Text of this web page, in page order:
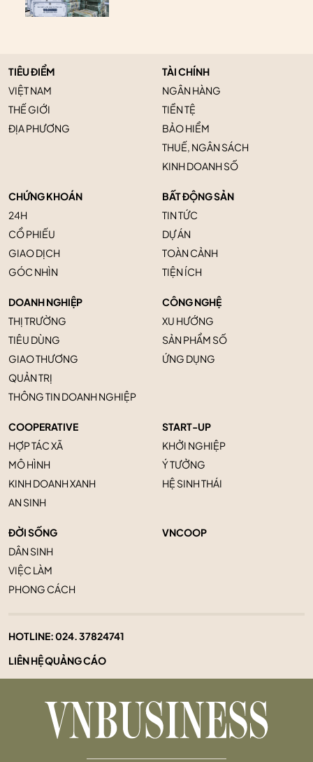
TIÊU ĐIỂM
VIỆT NAM
THẾ GIỚI
ĐỊA PHƯƠNG
TÀI CHÍNH
NGÂN HÀNG
TIỀN TỆ
BẢO HIỂM
THUẾ, NGÂN SÁCH
KINH DOANH SỐ
CHỨNG KHOÁN
24H
CỔ PHIẾU
GIAO DỊCH
GÓC NHÌN
BẤT ĐỘNG SẢN
TIN TỨC
DỰ ÁN
TOÀN CẢNH
TIỆN ÍCH
DOANH NGHIỆP
THỊ TRƯỜNG
TIÊU DÙNG
GIAO THƯƠNG
QUẢN TRỊ
THÔNG TIN DOANH NGHIỆP
CÔNG NGHỆ
XU HƯỚNG
SẢN PHẨM SỐ
ỨNG DỤNG
COOPERATIVE
HỢP TÁC XÃ
MÔ HÌNH
KINH DOANH XANH
AN SINH
START-UP
KHỞI NGHIỆP
Ý TƯỞNG
HỆ SINH THÁI
ĐỜI SỐNG
DÂN SINH
VIỆC LÀM
PHONG CÁCH
VNCOOP
HOTLINE:024. 37824741
LIÊN HỆ QUẢNG CÁO